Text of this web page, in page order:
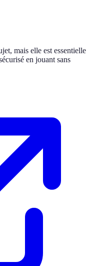
mais elle est essentielle
en jouant sans